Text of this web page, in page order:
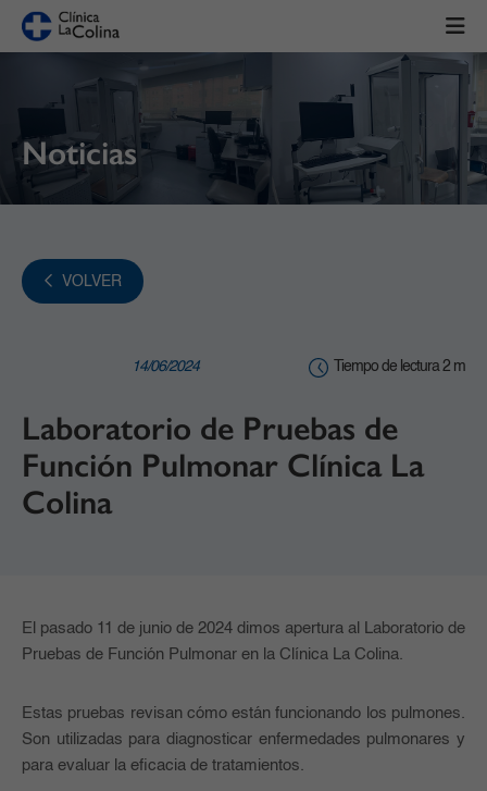
Noticias
VOLVER
14/06/2024 Tiempo de lectura 2 m
Laboratorio de Pruebas de
Función Pulmonar Clínica La
Colina
El pasado 11 de junio de 2024 dimos apertura al Laboratorio de
Pruebas de Función Pulmonar en la Clínica La Colina.
Estas pruebas revisan cómo están funcionando los pulmones.
Son utilizadas para diagnosticar enfermedades pulmonares y
para evaluar la eficacia de tratamientos.